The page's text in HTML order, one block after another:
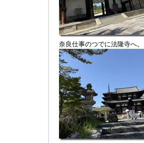
奈良仕事のつでに法隆寺へ